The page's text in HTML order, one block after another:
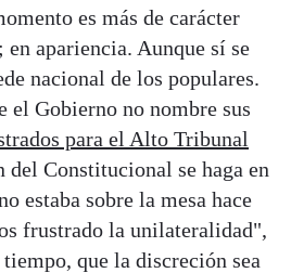
es más de carácter
apariencia. Aunque sí se
nacional de los populares.
el Gobierno no nombre sus
para el Alto Tribunal
del Constitucional se haga en
estaba sobre la mesa hace
frustrado la unilateralidad",
que la discreción sea